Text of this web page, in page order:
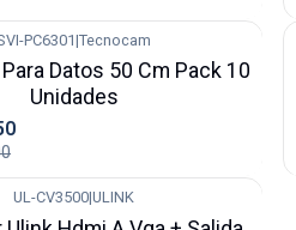
PC6301|Tecnocam
Datos 50 Cm Pack 10
Unidades
UL-CV3500|ULINK